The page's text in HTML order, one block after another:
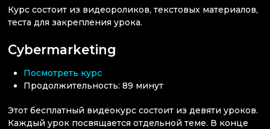
Курс состоит из видеороликов, текстовых материалов,
теста для закрепления урока.
Cybermarketing
Посмотреть курс
Продолжительность: 89 минут
Этот бесплатный видеокурс состоит из девяти уроков.
Каждый урок посвящается отдельной теме. В конце